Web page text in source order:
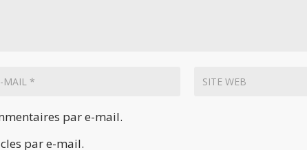
par e-mail.
par e-mail.